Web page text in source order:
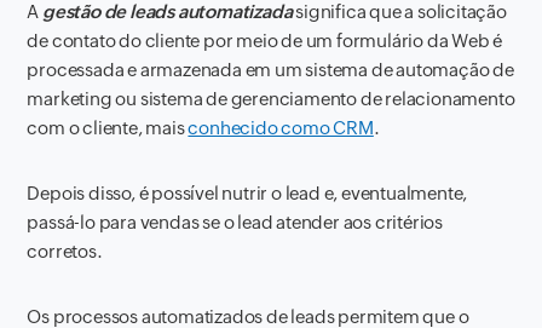
A gestão de leads automatizadasignifica que a solicitação
de contato do cliente por meio de um formulário da Web é
processada e armazenada em um sistema de automação de
marketing ou sistema de gerenciamento de relacionamento
com o cliente, maisconhecido como CRM.
Depois disso, é possível nutrir o lead e, eventualmente,
passá-lo para vendas se o lead atender aos critérios
corretos.
Os processos automatizados de leads permitem que o